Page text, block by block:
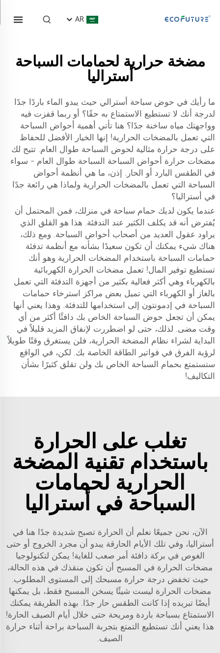
AR
مضخة حرارية لحمامات السباحة
أستراليا
ما رأيك في حوض سباحة أسترالي حيث يبدو الماء باردًا جدًا
لدرجة أنك لا تستطيع الاستمتاع به حقًا؟ أو ربما قفزت فيه
وواجهتك مياه ساخنة جدًا؟ هنا تأتي أهمية أحواض السباحة
التي تعمل بالمضخات الحرارية! إنها الخيار الأفضل للحفاظ
على درجة حرارة مثالية لحوض السباحة طوال العام. تتيح لك
مضخات حرارة أحواض السباحة السباحة طوال العام - سواء
في الطقس البارد أو الحار. إذن، ما هي أنظمة أحواض
السباحة التي تعمل بالمضخات الحرارية ولماذا هي رائعة جدًا
في أستراليا؟
عندما يكون لديك حمام سباحة في منزلك، فمن المحتمل أن
يُفترض أنه قد يكلف الكثير عند التدفئة. هذا هو القلق الذي
يراود عقول العديد من أصحاب أحواض السباحة. ومع ذلك،
هناك شيء يمكنك أن تكون سعيدًا بشأنه مع أنظمة تدفئة
حمامات السباحة باستخدام المضخات الحرارية وهو أنك
تستطيع توفير المال! تعمل مضخات الحرارة الكهربائية
بالكهرباء وهي أكثر فعالية بكثير من أجهزة التدفئة التي تعمل
بالغاز أو الكهرباء التي تميل بعض مراكز استرخاء حمامات
السباحة في إدمونتون إلى استخدامها للتدفئة. وهذا يعني أنها
يمكن أن تجعل حوض السباحة الخاص بك دافئًا أكثر من أي
وقت مضى. لذلك، حتى لو اضطررت لإنفاق المزيد قليلاً في
البداية لشراء نظام المضخة الحرارية، فلن يستغرق وقتًا طويلاً
لرؤية الفرق في فواتير الطاقة الخاصة بك. لكن، في الواقع
ستستمتع بحمام السباحة الخاص بك ولن تقلق كثيرًا بشأن
التكاليف!
تغلب على الحرارة
باستخدام تقنية المضخة
الحرارية لحمامات
السباحة في أستراليا
الآن، نحن جميعًا نعلم أن الحرارة تصبح شديدة جدًا هنا في
أستراليا، وفي تلك الأيام الحارقة يبدو أن مجرد الخروج أو حتى
الغوص في بركة دافئة أمر صعب للغاية! يمكن لتكنولوجيا
مضخات الحرارة في المسبح أن تكون منقذك في هذه الحالة،
حيث تخفض درجة حرارة مسبحك إلى المستوى المطلوب.
مضخات الحرارة ليست شيئًا يسخن المسبح فقط، بل يمكنها
أيضًا تبريده إذا كانت الطقس حار جدًا. بهذه الطريقة يمكنك
الاستمتاع بسباحة باردة ومريحة حتى خلال أيام الصيف الحارة!
هذا يعني أنك تستطيع التمتع بتجربة السباحة براحة أثناء حرارة
الصيف.